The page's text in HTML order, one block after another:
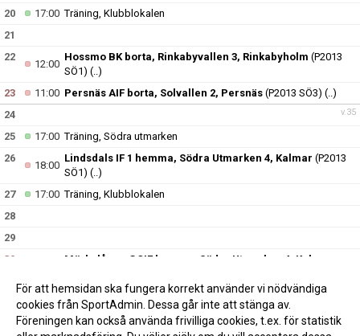
20
17:00Träning, Klubblokalen
21
22
12:00
Hossmo BK borta, Rinkabyvallen 3, Rinkabyholm (P2013
SÖ1) (..)
23
11:00 Persnäs AIF borta, Solvallen 2, Persnäs (P2013 SÖ3) (..)
v.35
24
25
17:00Träning, Södra utmarken
26
18:00
Lindsdals IF 1 hemma, Södra Utmarken 4, Kalmar (P2013
SÖ1) (..)
27
17:00Träning, Klubblokalen
28
29
30
Mörbylånga GOIF hemma, Södra Utmarken 4, Kalmar
För att hemsidan ska fungera korrekt använder vi nödvändiga
cookies från SportAdmin. Dessa går inte att stänga av.
Föreningen kan också använda frivilliga cookies, t.ex. för statistik